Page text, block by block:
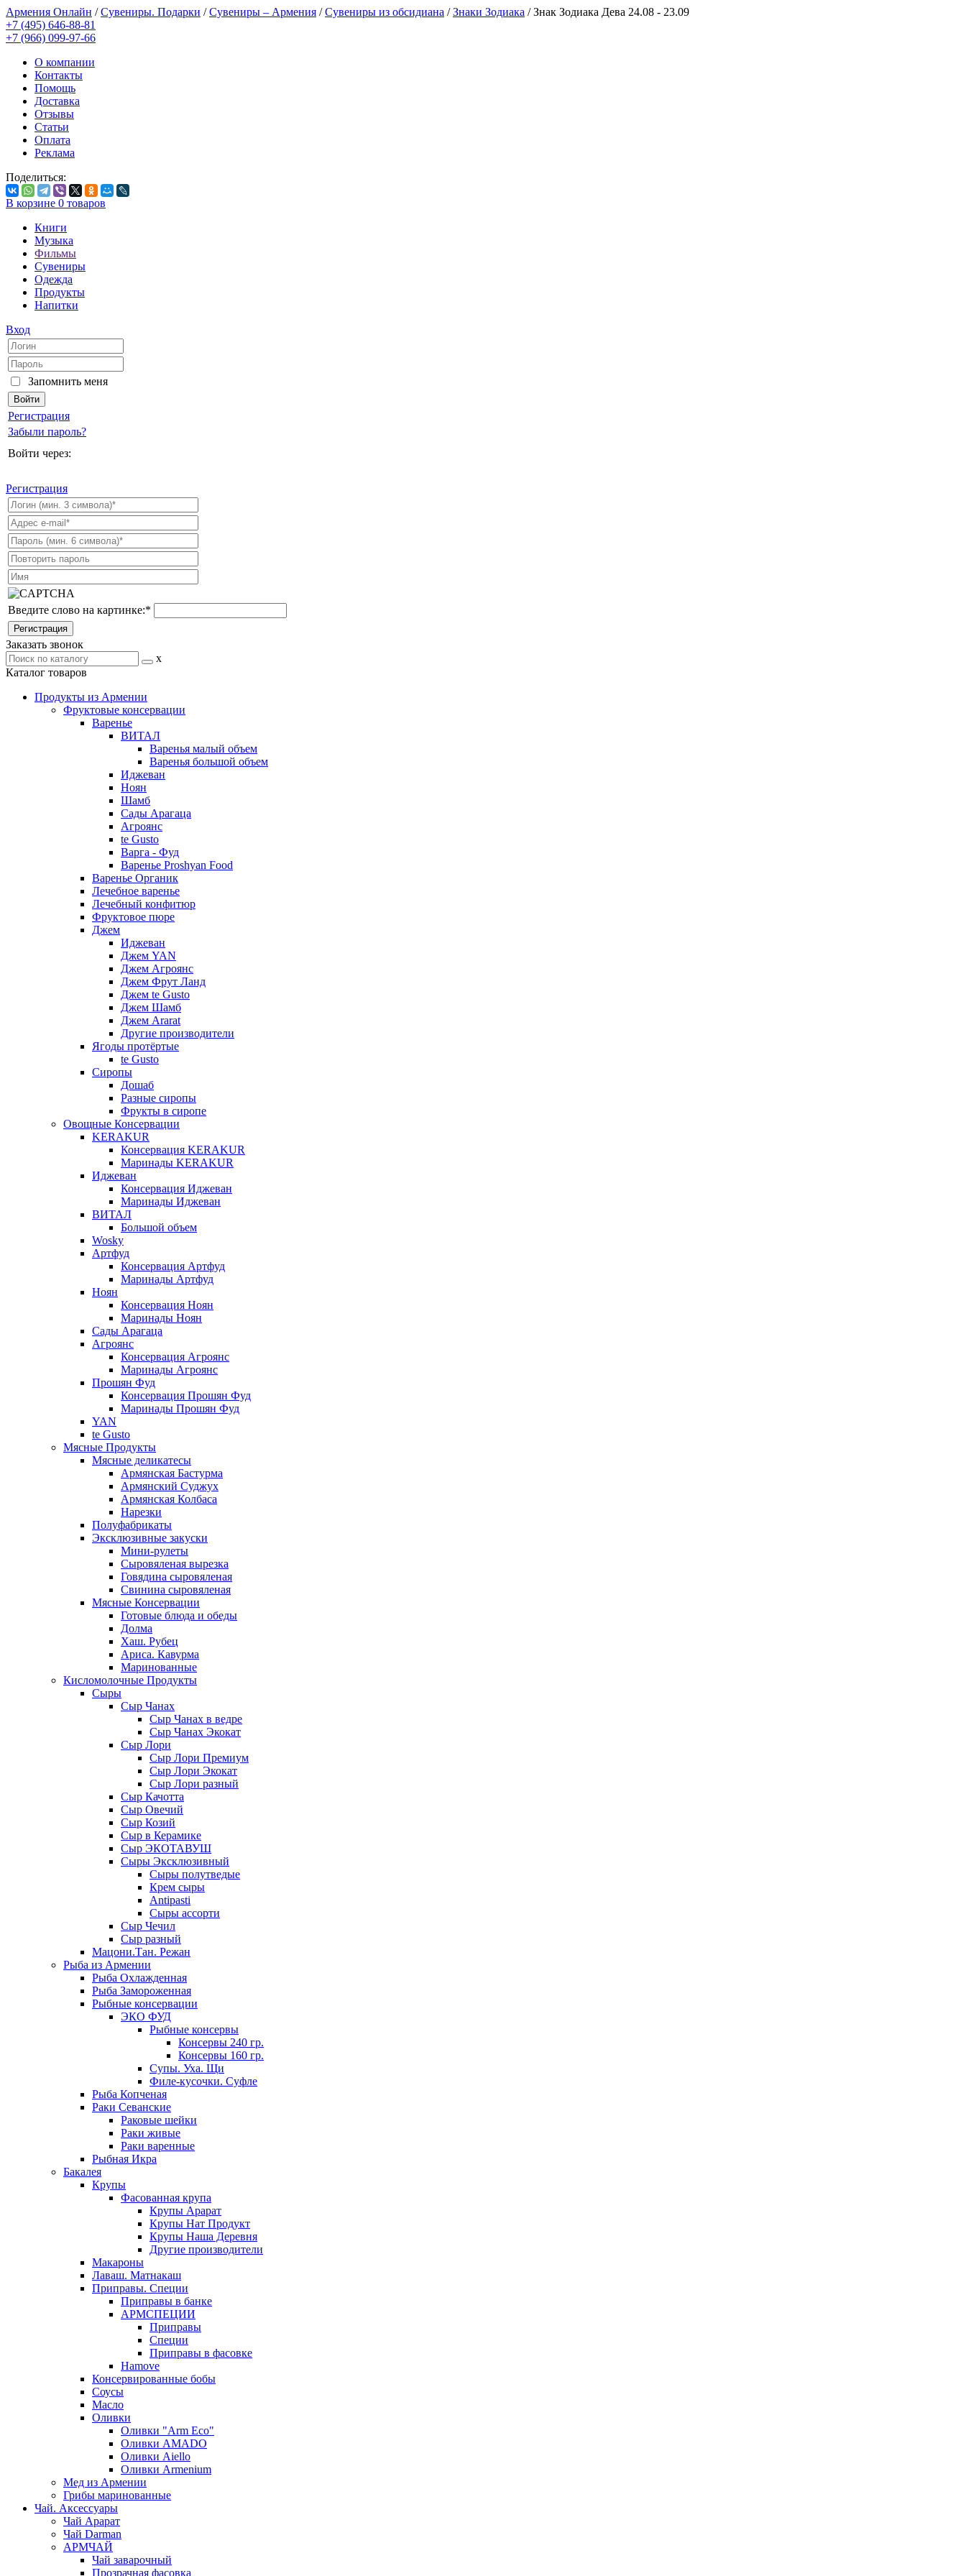
Армения Онлайн /Сувениры. Подарки /Сувениры – Армения /Сувениры из обсидиана /Знаки Зодиака /Знак Зодиака Дева 24.08 - 23.09
+7 (495) 646-88-81
+7 (966) 099-97-66
О компании
Контакты
Помощь
Доставка
Отзывы
Статьи
Оплата
Реклама
Поделиться:
В корзине 0 товаров
Книги
Музыка
Фильмы
Сувениры
Одежда
Продукты
Напитки
Вход
Запомнить меня
Регистрация
Забыли пароль?
Войти через:
Регистрация
Введите слово на картинке:*
Заказать звонок
x
Каталог товаров
Продукты из Армении
Фруктовые консервации
Варенье
ВИТАЛ
Варенья малый объем
Варенья большой объем
Иджеван
Ноян
Шамб
Сады Арагаца
Агроянс
te Gusto
Варга - Фуд
Варенье Proshyan Food
Варенье Органик
Лечебное варенье
Лечебный конфитюр
Фруктовое пюре
Джем
Иджеван
Джем YAN
Джем Агроянс
Джем Фрут Ланд
Джем te Gusto
Джем Шамб
Джем Ararat
Другие производители
Ягоды протёртые
te Gusto
Сиропы
Дошаб
Разные сиропы
Фрукты в сиропе
Овощные Консервации
KERAKUR
Консервация KERAKUR
Маринады KERAKUR
Иджеван
Консервация Иджеван
Маринады Иджеван
ВИТАЛ
Большой объем
Wosky
Артфуд
Консервация Артфуд
Маринады Артфуд
Ноян
Консервация Ноян
Маринады Ноян
Сады Арагаца
Агроянс
Консервация Агроянс
Маринады Агроянс
Прошян Фуд
Консервация Прошян Фуд
Маринады Прошян Фуд
YAN
te Gusto
Мясные Продукты
Мясные деликатесы
Армянская Бастурма
Армянский Суджух
Армянская Колбаса
Нарезки
Полуфабрикаты
Эксклюзивные закуски
Мини-рулеты
Сыровяленая вырезка
Говядина сыровяленая
Свинина сыровяленая
Мясные Консервации
Готовые блюда и обеды
Долма
Хаш. Рубец
Ариса. Кавурма
Маринованные
Кисломолочные Продукты
Сыры
Сыр Чанах
Сыр Чанах в ведре
Сыр Чанах Экокат
Сыр Лори
Сыр Лори Премиум
Сыр Лори Экокат
Сыр Лори разный
Сыр Качотта
Сыр Овечий
Сыр Козий
Сыр в Керамике
Сыр ЭКОТАВУШ
Сыры Эксклюзивный
Сыры полутведые
Крем сыры
Antipasti
Сыры ассорти
Сыр Чечил
Сыр разный
Мацони.Тан. Режан
Рыба из Армении
Рыба Охлажденная
Рыба Замороженная
Рыбные консервации
ЭКО ФУД
Рыбные консервы
Консервы 240 гр.
Консервы 160 гр.
Супы. Уха. Щи
Филе-кусочки. Суфле
Рыба Копченая
Раки Севанские
Раковые шейки
Раки живые
Раки варенные
Рыбная Икра
Бакалея
Крупы
Фасованная крупа
Крупы Арарат
Крупы Нат Продукт
Крупы Наша Деревня
Другие производители
Макароны
Лаваш. Матнакаш
Приправы. Специи
Приправы в банке
АРМСПЕЦИИ
Приправы
Специи
Приправы в фасовке
Hamove
Консервированные бобы
Соусы
Масло
Оливки
Оливки "Arm Eco"
Оливки AMADO
Оливки Aiello
Оливки Armenium
Мед из Армении
Грибы маринованные
Чай. Аксессуары
Чай Арарат
Чай Darman
АРМЧАЙ
Чай заварочный
Прозрачная фасовка